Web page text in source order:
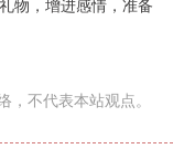
不代表本站观点。